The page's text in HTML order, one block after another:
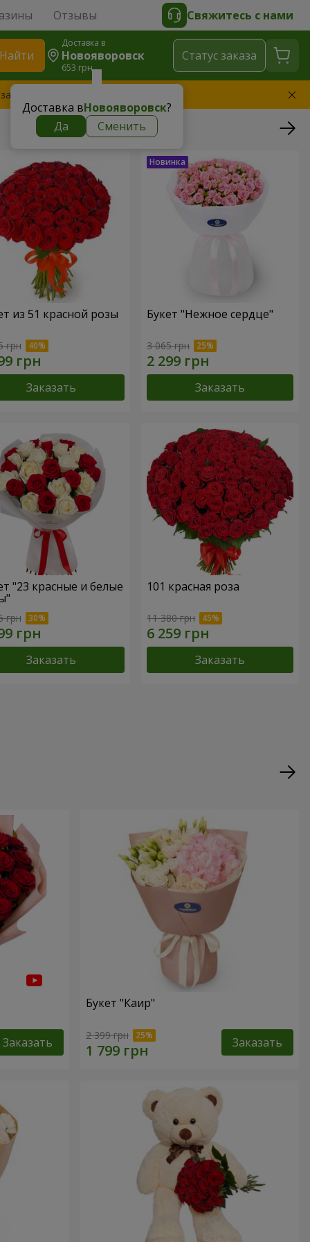
Отзывы Свяжитесь с нами
Найти
Доставка в
Новояворовск
653 грн
Доставка вНовояворовск?
Да
Сменить
Cтатус заказа
букет
из 51 красной розы
грн
Заказать
Букет "Нежное сердце"
3 065 грн
Заказать
"23 красные и белые
грн
Заказать
101 красная роза
11 380 грн
Заказать
Заказать
Букет "Каир"
2 399 грн Заказать